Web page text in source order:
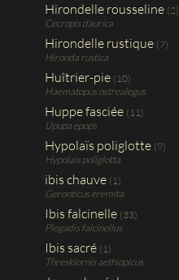
Hirondelle rousseline (2)
Cecropis daurica
Hirondelle rustique (7)
Hironda rustica
Huîtrier-pie (10)
Haematopus ostrealegus
Huppe fasciée (11)
Upupa epops
Hypolaïs poliglotte (9)
Hypolais poliglotta
ibis chauve (1)
Geronticus eremita
Ibis falcinelle (33)
Plegadis falcinellus
Ibis sacré (1)
Threskiornis aethiopicus